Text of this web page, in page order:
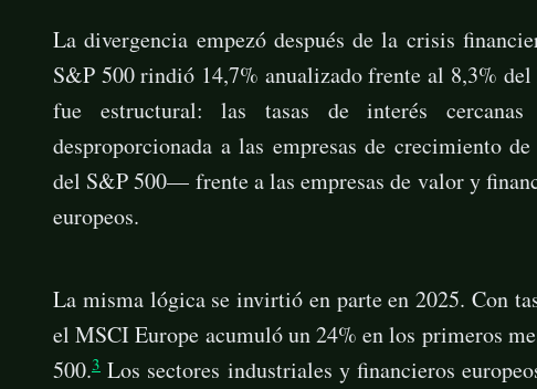
La divergencia empezó después de la crisis
S&P 500 rindió 14,7% anualizado frente al 8,3%
fue estructural: las tasas de interés
desproporcionada a las empresas de crecimiento
del S&P 500— frente a las empresas de valor y
europeos.
La misma lógica se invirtió en parte en 2025. Con
el MSCI Europe acumuló un 24% en los primeros
500.3 Los sectores industriales y financieros